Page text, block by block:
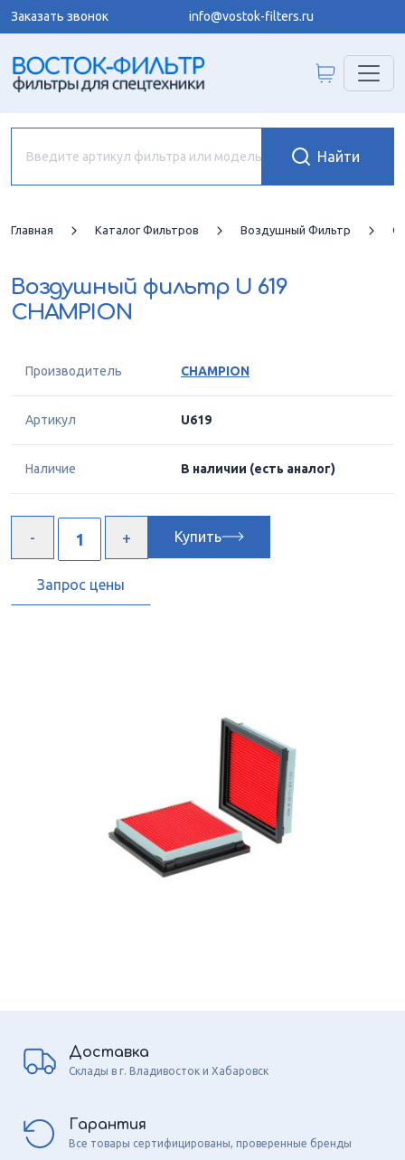
Заказать звонок info@vostok-filters.ru
Главная Каталог Фильтров Воздушный Фильтр
Воздушный фильтр U 619
CHAMPION
Производитель CHAMPION
Артикул U619
Наличие В наличии (есть аналог)
Купить
Запрос цены
Доставка
Склады в г. Владивосток и Хабаровск
Гарантия
Все товары сертифицированы, проверенные бренды